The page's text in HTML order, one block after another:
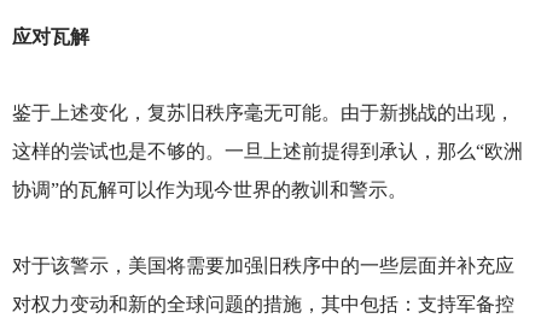
应对瓦解
鉴于上述变化，复苏旧秩序毫无可能。由于新挑战的出现，
这样的尝试也是不够的。一旦上述前提得到承认，那么“欧洲
协调”的瓦解可以作为现今世界的教训和警示。
对于该警示，美国将需要加强旧秩序中的一些层面并补充应
对权力变动和新的全球问题的措施，其中包括：支持军备控